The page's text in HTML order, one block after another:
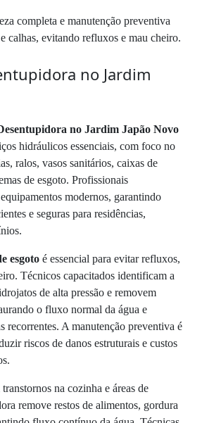
completa e manutenção preventiva
calhas, evitando refluxos e mau cheiro.
no Jardim
no Jardim Japão Novo
hidráulicos essenciais, com foco no
ralos, vasos sanitários, caixas de
de esgoto. Profissionais
modernos, garantindo
e seguras para residências,
esgoto é essencial para evitar refluxos,
Técnicos capacitados identificam a
de alta pressão e removem
o fluxo normal da água e
recorrentes. A manutenção preventiva é
riscos de danos estruturais e custos
na cozinha e áreas de
remove restos de alimentos, gordura